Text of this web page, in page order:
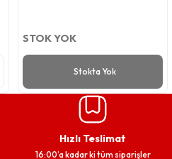
STOK YOK
Stokta Yok
Hızlı Teslimat
16:00’a kadar ki tüm siparişler